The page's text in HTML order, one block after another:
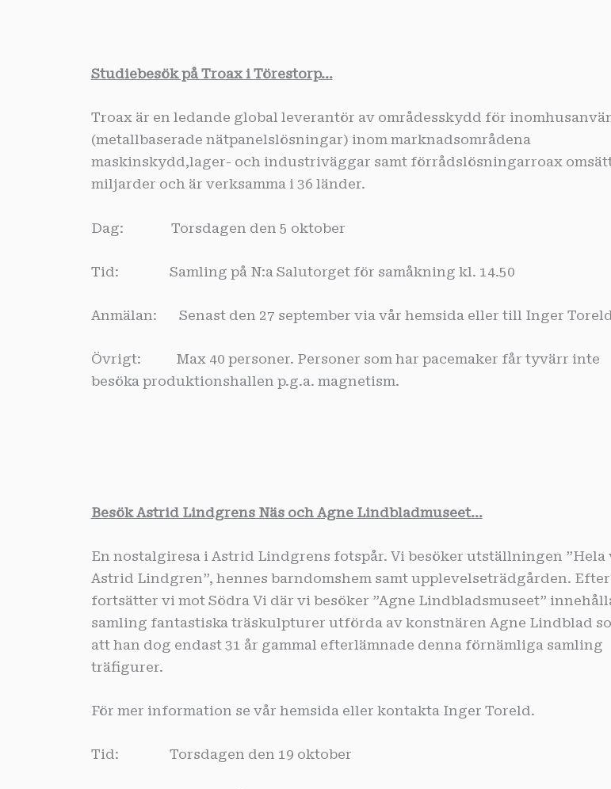
Studiebesök på Troax i Törestorp…
Troax är en ledande global leverantör av områdesskydd för
(metallbaserade nätpanelslösningar) inom marknadsområdena
maskinskydd,lager- och industriväggar samt förrådslösningarroax
miljarder och är verksamma i 36 länder.
Dag: Torsdagen den 5 oktober
Tid: Samling på N:a Salutorget för samåkning kl. 14.50
Anmälan: Senast den 27 september via vår hemsida eller till Inger Toreld
Övrigt: Max 40 personer. Personer som har pacemaker får tyvärr inte
besöka produktionshallen p.g.a. magnetism.
Besök Astrid Lindgrens Näs och Agne Lindbladmuseet…
En nostalgiresa i Astrid Lindgrens fotspår. Vi besöker utställningen ”Hela
Astrid Lindgren”, hennes barndomshem samt upplevelseträdgården.
fortsätter vi mot Södra Vi där vi besöker ”Agne Lindbladsmuseet”
samling fantastiska träskulpturer utförda av konstnären Agne Lindblad
att han dog endast 31 år gammal efterlämnade denna förnämliga samling
träfigurer.
För mer information se vår hemsida eller kontakta Inger Toreld.
Tid: Torsdagen den 19 oktober